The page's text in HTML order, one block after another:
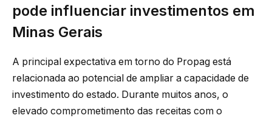
pode influenciar investimentos em
Minas Gerais
A principal expectativa em torno do Propag está
relacionada ao potencial de ampliar a capacidade de
investimento do estado. Durante muitos anos, o
elevado comprometimento das receitas com o